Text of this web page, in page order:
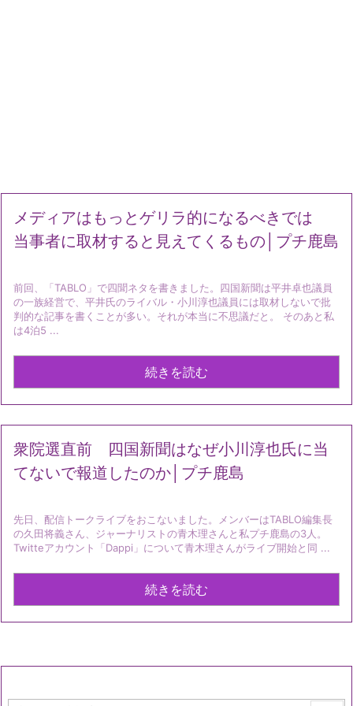
メディアはもっとゲリラ的になるべきでは
当事者に取材すると見えてくるもの│プチ鹿島
前回、「TABLO」で四聞ネタを書きました。四国新聞は平井卓也議員
の一族経営で、平井氏のライバル・小川淳也議員には取材しないで批
判的な記事を書くことが多い。それが本当に不思議だと。 そのあと私
は4泊5 ...
続きを読む
衆院選直前 四国新聞はなぜ小川淳也氏に当
てないで報道したのか│プチ鹿島
先日、配信トークライブをおこないました。メンバーはTABLO編集長
の久田将義さん、ジャーナリストの青木理さんと私プチ鹿島の3人。
Twitteアカウント「Dappi」について青木理さんがライブ開始と同 ...
続きを読む